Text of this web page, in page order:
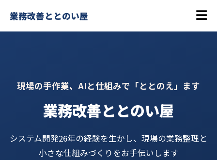
業務改善ととのい屋 ☰
現場の手作業、AIと仕組みで「ととのえ」ます
業務改善ととのい屋
システム開発26年の経験を生かし、現場の業務整理と
小さな仕組みづくりをお手伝いします